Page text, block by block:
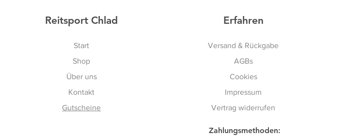
Reitsport Chlad
Start
Shop
Über uns
Kontakt
Gutscheine
Erfahren
Versand & Rückgabe
AGBs
Cookies
Impressum
Vertrag widerrufen
Zahlungsmethoden: